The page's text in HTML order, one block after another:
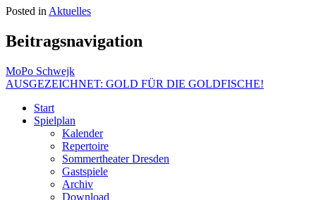
Posted in Aktuelles
Beitragsnavigation
MoPo Schwejk
AUSGEZEICHNET: GOLD FÜR DIE GOLDFISCHE!
Start
Spielplan
Kalender
Repertoire
Sommertheater Dresden
Gastspiele
Archiv
Download